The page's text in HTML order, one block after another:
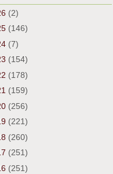
(2)
(146)
(7)
(154)
(178)
(159)
(256)
(221)
(260)
(251)
(251)